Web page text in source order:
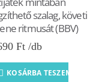
szalag, követi
ritmusát (BBV)
Ft
KOSÁRBA TESZEM